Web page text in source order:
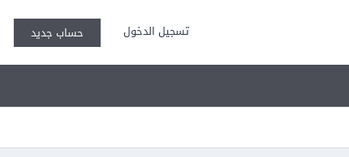
تسجيل الدخول حساب جديد